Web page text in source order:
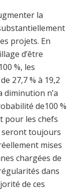
la
projets. En
d’être
%, les
27,7 % à 19,2
diminution n’a
de100 %
pour les chefs
seront toujours
mises
chargées de
dans
de ces